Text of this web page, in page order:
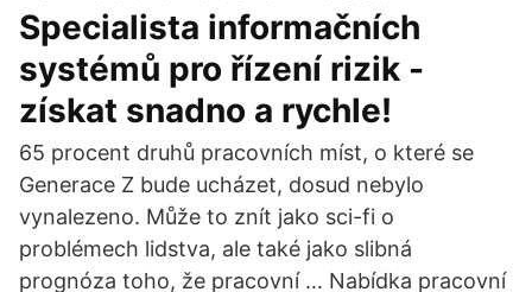
Specialista informačních
systémů pro řízení rizik -
získat snadno a rychle!
65 procent druhů pracovních míst, o které se
Generace Z bude ucházet, dosud nebylo
vynalezeno. Může to znít jako sci-fi o
problémech lidstva, ale také jako slibná
prognóza toho, že pracovní … Nabídka pracovní